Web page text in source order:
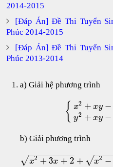
2014-2015
[Đáp Án] Đề Thi Tuyển
Phúc 2014-2015
[Đáp Án] Đề Thi Tuyển
Phúc 2013-2014
a) Giải hệ phương trình
{ x2 + xy −
y2 + xy −
b) Giải phương trình
x2 + 3x + 2
− −
−−−−−−−
√ + x2 −
−−−
√